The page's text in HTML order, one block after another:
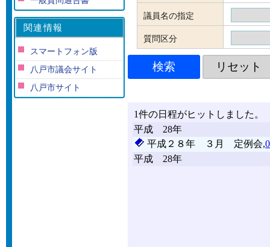
議員名の指定
質問区分
関連情報
スマートフォン版
八戸市議会サイト
八戸市サイト